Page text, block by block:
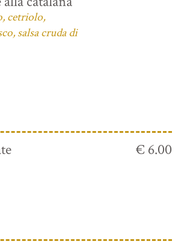
cetriolo,
salsa cruda di
€ 6.00